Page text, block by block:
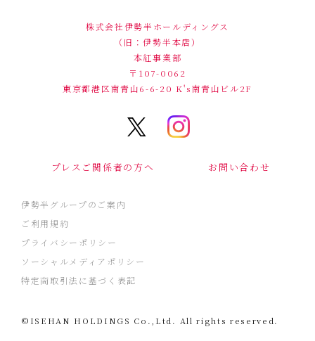
株式会社伊勢半ホールディングス
（旧：伊勢半本店）
本紅事業部
〒107-0062
東京都港区南青山6-6-20 K's南青山ビル2F
プレスご関係者の方へ お問い合わせ
伊勢半グループのご案内
ご利用規約
プライバシーポリシー
ソーシャルメディアポリシー
特定商取引法に基づく表記
©ISEHAN HOLDINGS Co.,Ltd. All rights reserved.